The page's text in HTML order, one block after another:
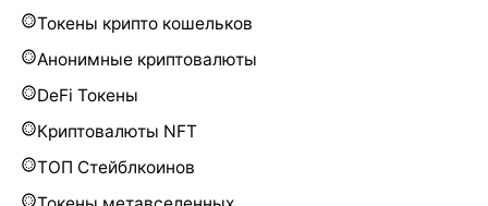
Токены крипто кошельков
Анонимные криптовалюты
DeFi Токены
Криптовалюты NFT
ТОП Стейблкоинов